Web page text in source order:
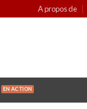
A propos de